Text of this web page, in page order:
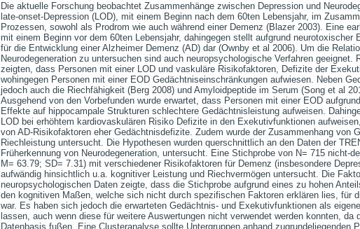
Die aktuelle Forschung beobachtet Zusammenhänge zwischen Depression und
late-onset-Depression (LOD), mit einem Beginn nach dem 60ten Lebensjahr, im
Prozessen, sowohl als Prodrom wie auch während einer Demenz (Blazer 2003). Eine
mit einem Beginn vor dem 60ten Lebensjahr, dahingegen stellt aufgrund neurotoxischer
für die Entwicklung einer Alzheimer Demenz (AD) dar (Ownby et al 2006). Um die
Neurodegeneration zu untersuchen sind auch neuropsychologische Verfahren geeignet.
zeigten, dass Personen mit einer LOD und vaskuläre Risikofaktoren, Defizite der
wohingegen Personen mit einer EOD Gedächtniseinschränkungen aufwiesen. Neben
jedoch auch die Riechfähigkeit (Berg 2008) und Amyloidpeptide im Serum (Song et al
Ausgehend von den Vorbefunden wurde erwartet, dass Personen mit einer EOD
Effekte auf hippocampale Strukturen schlechtere Gedächtnisleistung aufweisen.
LOD bei erhöhtem kardiovaskulären Risiko Defizite in den Exekutivfunktionen
von AD-Risikofaktoren eher Gedächtnisdefizite. Zudem wurde der Zusammenhang von
Riechleistung untersucht. Die Hypothesen wurden querschnittlich an den Daten der
Früherkennung von Neurodegeneration, untersucht. Eine Stichprobe von N= 715 nicht-
M= 63.79; SD= 7.31) mit verschiedener Risikofaktoren für Demenz (insbesondere
aufwändig hinsichtlich u.a. kognitiver Leistung und Riechvermögen untersucht. Die
neuropsychologischen Daten zeigte, dass die Stichprobe aufgrund eines zu hohen
den kognitiven Maßen, welche sich nicht durch spezifischen Faktoren erklären lies, für
war. Es haben sich jedoch die erwarteten Gedächtnis- und Exekutivfunktionen als
lassen, auch wenn diese für weitere Auswertungen nicht verwendet werden konnten, da
Datenbasis fußen. Eine Clusteranalyse sollte Untergruppen anhand zugrundeliegenden